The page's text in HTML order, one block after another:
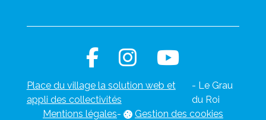
Place du village la solution web et
appli des collectivités
- Le Grau
du Roi
Mentions légales- Gestion des cookies